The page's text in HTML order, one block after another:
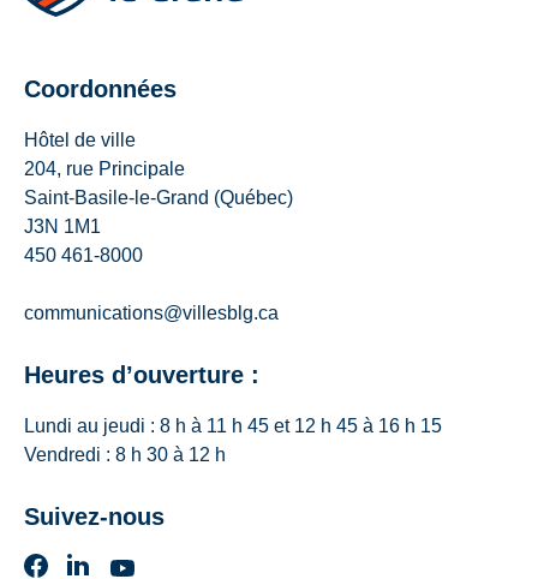
Coordonnées
Hôtel de ville
204, rue Principale
Saint-Basile-le-Grand (Québec)
J3N 1M1
450 461-8000
communications@villesblg.ca
Heures d’ouverture :
Lundi au jeudi : 8 h à 11 h 45 et 12 h 45 à 16 h 15
Vendredi : 8 h 30 à 12 h
Suivez-nous